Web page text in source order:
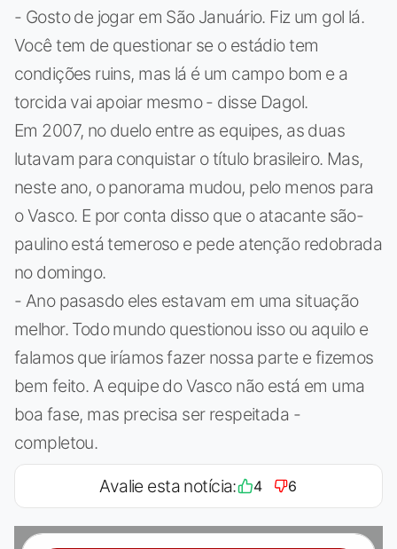
- Gosto de jogar em São Januário. Fiz um gol lá.
Você tem de questionar se o estádio tem
condições ruins, mas lá é um campo bom e a
torcida vai apoiar mesmo - disse Dagol.
Em 2007, no duelo entre as equipes, as duas
lutavam para conquistar o título brasileiro. Mas,
neste ano, o panorama mudou, pelo menos para
o Vasco. E por conta disso que o atacante são-
paulino está temeroso e pede atenção redobrada
no domingo.
- Ano pasasdo eles estavam em uma situação
melhor. Todo mundo questionou isso ou aquilo e
falamos que iríamos fazer nossa parte e fizemos
bem feito. A equipe do Vasco não está em uma
boa fase, mas precisa ser respeitada -
completou.
Avalie esta notícia: 4 6